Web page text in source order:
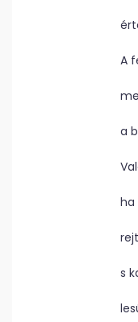
A
a
ha
s